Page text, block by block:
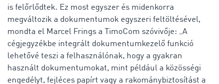
is felőrlődtek. Ez most egyszer és midenkorra
megváltozik a dokumentumok egyszeri feltöltésével,
mondta el Marcel Frings a TimoCom szóvivője: „A
cégjegyzékbe integrált dokumentumkezelő funkció
lehetővé teszi a felhasználónak, hogy a gyakran
használt dokumentumokat, mint például a közösségi
engedélyt, fejléces papírt vagy a rakománybiztosítást a